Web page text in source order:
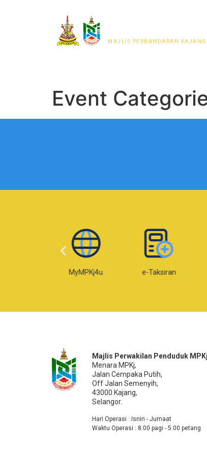
MAJLIS PERBANDARAN KAJANG
Event
MyMPKj4u e-Taksiran
Majlis Perwakilan Penduduk MPKj
Menara MPKj,
Jalan Cempaka Putih,
Off Jalan Semenyih,
43000 Kajang,
Selangor.
Hari Operasi : Isnin - Jumaat
Waktu Operasi : 8.00 pagi - 5.00 petang